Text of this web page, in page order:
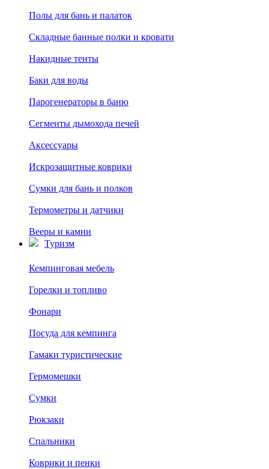
Полы для бань и палаток
Складные банные полки и кровати
Накидные тенты
Баки для воды
Парогенераторы в баню
Сегменты дымохода печей
Аксессуары
Искрозащитные коврики
Сумки для бань и полков
Термометры и датчики
Вееры и камни
Туризм
Кемпинговая мебель
Горелки и топливо
Фонари
Посуда для кемпинга
Гамаки туристические
Гермомешки
Сумки
Рюкзаки
Спальники
Коврики и пенки